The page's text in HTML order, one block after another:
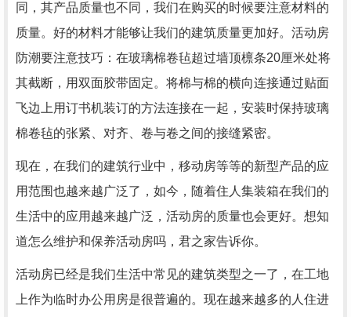
同，其产品质量也不同，我们在购买的时候要注意材料的
质量。好的材料才能够让我们的建筑质量更加好。活动房
防潮要注意技巧：在玻璃棉卷毡超过墙顶檩条20厘米处将
其截断，用双面胶带固定。将棉与棉的横向连接通过贴面
飞边上用订书机装订的方法连接在一起，安装时保持玻璃
棉卷毡的张紧、对齐、卷与卷之间的接缝紧密。
现在，在我们的建筑行业中，移动房等等的新型产品的应
用范围也越来越广泛了，如今，随着住人集装箱在我们的
生活中的应用越来越广泛，活动房的质量也会更好。想知
道怎么维护和保养活动房吗，君之家告诉你。
活动房已经是我们生活中常见的建筑类型之一了，在工地
上作为临时办公用房是很普遍的。现在越来越多的人住进